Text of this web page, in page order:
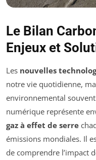
Le Bilan
Enjeux et
Les nouvelles
notre vie quotidienne,
environnemental
numérique représente
gaz à effet de serre
émissions mondiales. Il
de comprendre l’impact